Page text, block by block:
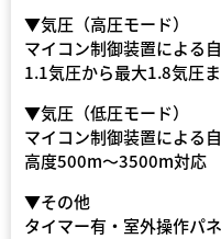
▼気圧（高圧モード）
マイコン制御装置による
1.1気圧から最大1.8気圧
▼気圧（低圧モード）
マイコン制御装置による
高度500m〜3500m対応
▼その他
タイマー有・室外操作パ